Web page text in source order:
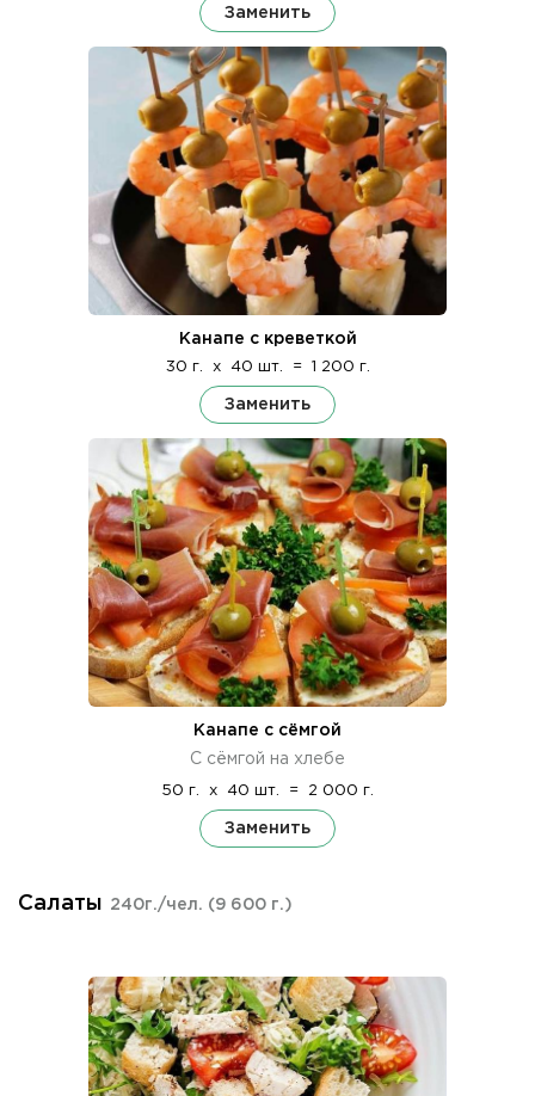
Заменить
Канапе с креветкой
30 г. x 40 шт. = 1 200 г.
Заменить
Канапе с сёмгой
С сёмгой на хлебе
50 г. x 40 шт. = 2 000 г.
Заменить
Салаты 240г./чел. (9 600 г.)